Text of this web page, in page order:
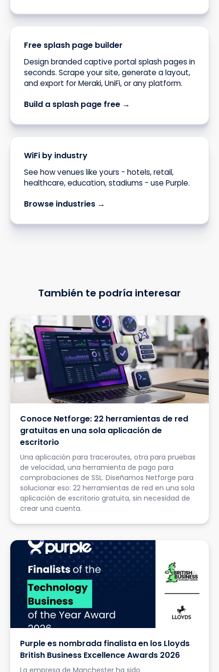
Free splash page builder
Design branded captive portal splash pages in
seconds. Scrape your site, generate a layout,
and export for Meraki, UniFi, or any platform.
Build a splash page free →
WiFi by industry
See how venues like yours - hotels, retail,
healthcare, education, stadiums - use Purple.
Browse industries →
También te podría interesar
Conoce Netforge: 22 herramientas de red
gratuitas en una sola aplicación de
escritorio
Una aplicación para traceroutes, otra para pruebas
de velocidad, una herramienta de pago para
comprobaciones de SSL. Diseñamos Netforge para
solucionar eso: 22 herramientas de red en una sola
aplicación de escritorio gratuita, sin necesidad de
crear una cuenta.
Purple es nombrada finalista en los Lloyds
British Business Excellence Awards 2026
La empresa de Manchester ha sido